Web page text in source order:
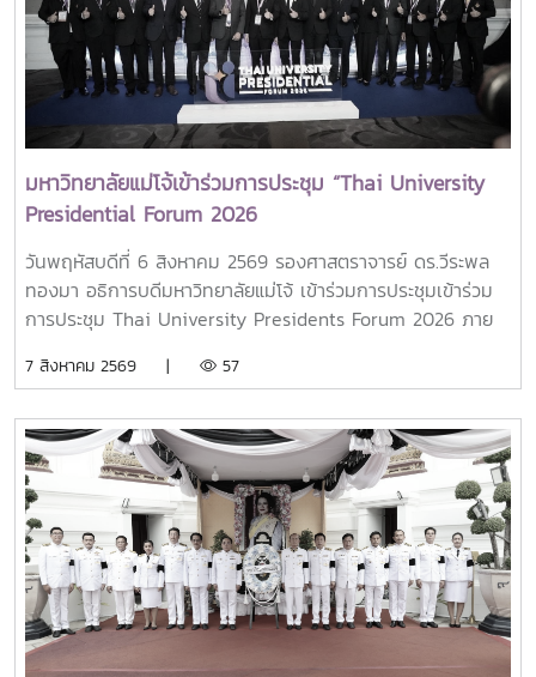
มหาวิทยาลัยแม่โจ้เข้าร่วมการประชุม “Thai University
Presidential Forum 2026
วันพฤหัสบดีที่ 6 สิงหาคม 2569 รองศาสตราจารย์ ดร.วีระพล
ทองมา อธิการบดีมหาวิทยาลัยแม่โจ้ เข้าร่วมการประชุมเข้าร่วม
การประชุม Thai University Presidents Forum 2026 ภาย
ได้รับเกียรติจาก ศาสตราจารย์ ดร.ยศชนัน วงศ์สวัสดิ์ รองนายก
วิทยาศาสตร์ วิจัยและนวัตกรรม เป็นประธานเปิดงาน ณ โรงแรม
เซ็นทารา แกรนด์ แอท เซ็นทรัลพลาซ่าลาดพร้าว กทม.สำหรับ
การประชุม Thai University Presidential Forum 2026 มี
นายดนุพร ปุณณกันต์ ผู้ช่วยรัฐมนตรีประจำกระทรวง อว.
ทพญ.ศรีญาดา ปาลิมาพันธ์ ที่ปรึกษา รมว.อว. ศ.ดร.ศุภชัย
ปทุมนากุล ปลัดกระทรวง อว. ดร.พันธุ์เพิ่มศักดิ์ อารุณี รองปลัด
กระทรวง อว. นางศรินยา สาขากร ผู้ช่วยปลัดกระทรวง อว.
คณะผู้บริหารหน่วยงานในกระทรวง อว. Professor Tan Eng
Chye, President, National University of Singapore
7 สิงหาคม 2569 | 57